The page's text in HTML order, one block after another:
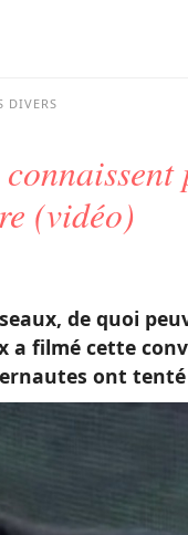
DIVERS
(vidéo)
de quoi
a filmé cette
ont